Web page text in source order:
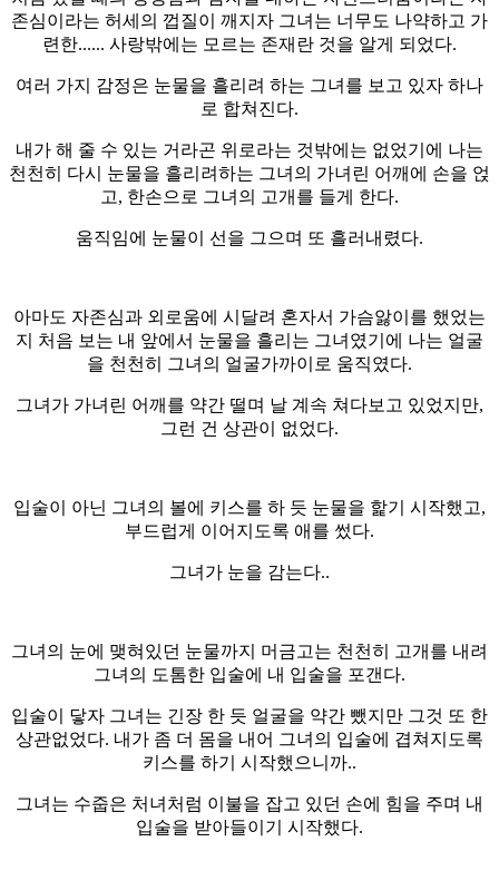
존심이라는 허세의 껍질이 깨지자 그녀는 너무도 나약하고 가
련한...... 사랑밖에는 모르는 존재란 것을 알게 되었다.
여러 가지 감정은 눈물을 흘리려 하는 그녀를 보고 있자 하나
로 합쳐진다.
내가 해 줄 수 있는 거라곤 위로라는 것밖에는 없었기에 나는
천천히 다시 눈물을 흘리려하는 그녀의 가녀린 어깨에 손을 얹
고, 한손으로 그녀의 고개를 들게 한다.
움직임에 눈물이 선을 그으며 또 흘러내렸다.
아마도 자존심과 외로움에 시달려 혼자서 가슴앓이를 했었는
지 처음 보는 내 앞에서 눈물을 흘리는 그녀였기에 나는 얼굴
을 천천히 그녀의 얼굴가까이로 움직였다.
그녀가 가녀린 어깨를 약간 떨며 날 계속 쳐다보고 있었지만,
그런 건 상관이 없었다.
입술이 아닌 그녀의 볼에 키스를 하 듯 눈물을 핥기 시작했고,
부드럽게 이어지도록 애를 썼다.
그녀가 눈을 감는다..
그녀의 눈에 맺혀있던 눈물까지 머금고는 천천히 고개를 내려
그녀의 도톰한 입술에 내 입술을 포갠다.
입술이 닿자 그녀는 긴장 한 듯 얼굴을 약간 뺐지만 그것 또 한
상관없었다. 내가 좀 더 몸을 내어 그녀의 입술에 겹쳐지도록
키스를 하기 시작했으니까..
그녀는 수줍은 처녀처럼 이불을 잡고 있던 손에 힘을 주며 내
입술을 받아들이기 시작했다.